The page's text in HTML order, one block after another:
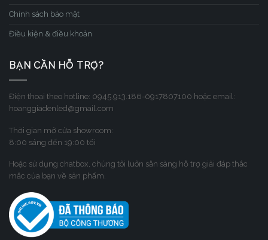
Chính sách bảo mật
Điều kiện & điều khoản
BẠN CẦN HỖ TRỢ?
Điện thoại theo hotline: 0945.913.186-0917807100 hoặc email:
hoanggiadenled@gmail.com
Thời gian mở cửa showroom:
8:00 sáng đến 19:00 tối
Hoặc sử dụng chatbox, chúng tôi luôn sẳn sàng hỗ trợ giải đáp thắc
mắc của bạn về sản phẩm.